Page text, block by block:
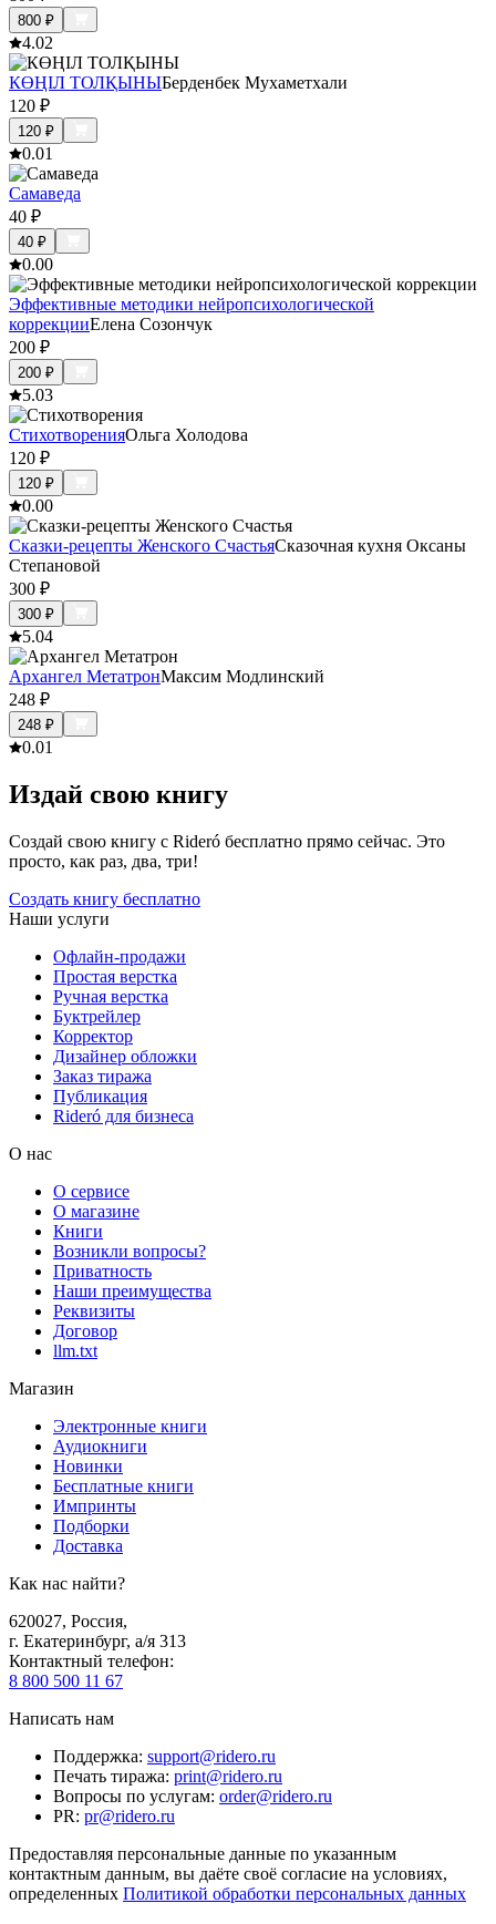
800 ₽
4.02
КӨҢІЛ ТОЛҚЫНЫБерденбек Мухаметхали
120 ₽
120 ₽
0.01
Самаведа
40 ₽
40 ₽
0.00
Эффективные методики нейропсихологической
коррекцииЕлена Созончук
200 ₽
200 ₽
5.03
СтихотворенияОльга Холодова
120 ₽
120 ₽
0.00
Сказки-рецепты Женского СчастьяСказочная кухня Оксаны
Степановой
300 ₽
300 ₽
5.04
Архангел МетатронМаксим Модлинский
248 ₽
248 ₽
0.01
Издай свою книгу
Создай свою книгу с Rideró бесплатно прямо сейчас. Это
просто, как раз, два, три!
Создать книгу бесплатно
Наши услуги
Офлайн-продажи
Простая верстка
Ручная верстка
Буктрейлер
Корректор
Дизайнер обложки
Заказ тиража
Публикация
Rideró для бизнеса
О нас
О сервисе
О магазине
Книги
Возникли вопросы?
Приватность
Наши преимущества
Реквизиты
Договор
llm.txt
Магазин
Электронные книги
Аудиокниги
Новинки
Бесплатные книги
Импринты
Подборки
Доставка
Как нас найти?
620027, Россия,
г. Екатеринбург, а/я 313
Контактный телефон:
8 800 500 11 67
Написать нам
Поддержка: support@ridero.ru
Печать тиража: print@ridero.ru
Вопросы по услугам: order@ridero.ru
PR: pr@ridero.ru
Предоставляя персональные данные по указанным
контактным данным, вы даёте своё согласие на условиях,
определенных Политикой обработки персональных данных